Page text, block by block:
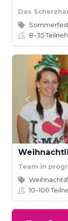
Das
Sommerfest
8–35
Team in
10–100